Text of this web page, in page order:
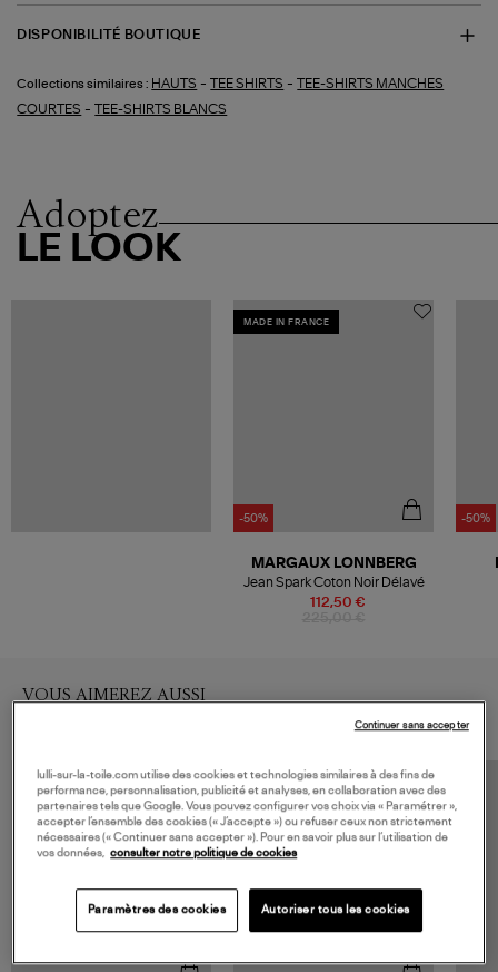
DISPONIBILITÉ BOUTIQUE
Collections similaires : HAUTS -TEE SHIRTS -TEE-SHIRTS MANCHES
COURTES -TEE-SHIRTS BLANCS
Adoptez
LE LOOK
MADE IN FRANCE
-50%
112,50 €
MARGAUX LONNBERG
Jean Spark Coton Noir Délavé
-50%
VOUS AIMEREZ AUSSI
lulli-sur-la-toile.com utilise des cookies et technologies similaires à des fins de
performance, personnalisation, publicité et analyses, en collaboration avec des
partenaires tels que Google. Vous pouvez configurer vos choix via « Paramétrer »,
accepter l’ensemble des cookies (« J’accepte ») ou refuser ceux non strictement
nécessaires (« Continuer sans accepter »). Pour en savoir plus sur l’utilisation de
vos données, consulter notre politique de cookies
Paramètres des cookies Autoriser tous les cookies
Continuer sans accepter